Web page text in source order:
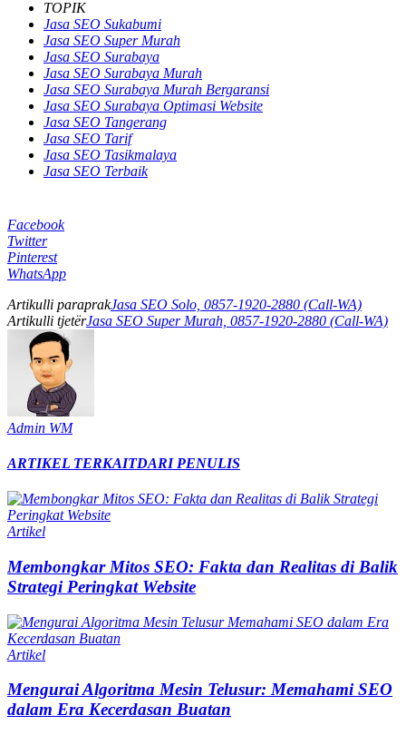
TOPIK
Jasa SEO Sukabumi
Jasa SEO Super Murah
Jasa SEO Surabaya
Jasa SEO Surabaya Murah
Jasa SEO Surabaya Murah Bergaransi
Jasa SEO Surabaya Optimasi Website
Jasa SEO Tangerang
Jasa SEO Tarif
Jasa SEO Tasikmalaya
Jasa SEO Terbaik
Facebook
Twitter
Pinterest
WhatsApp
Artikulli paraprakJasa SEO Solo, 0857-1920-2880 (Call-WA)
Artikulli tjetërJasa SEO Super Murah, 0857-1920-2880 (Call-WA)
Admin WM
ARTIKEL TERKAITDARI PENULIS
Artikel
Membongkar Mitos SEO: Fakta dan Realitas di Balik
Strategi Peringkat Website
Artikel
Mengurai Algoritma Mesin Telusur: Memahami SEO
dalam Era Kecerdasan Buatan